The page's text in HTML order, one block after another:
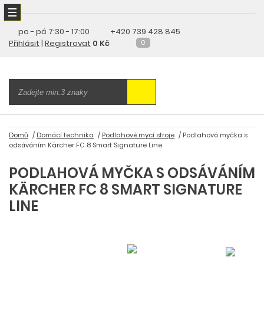
po - pá 7:30 - 17:00
+420 739 428 845
Přihlásit | Registrovat 0 Kč 0
Domů Domácí technika Podlahové mycí stroje
Podlahová myčka s
odsáváním Kärcher FC 8 Smart Signature Line
PODLAHOVÁ MYČKA S ODSÁVÁNÍM
KÄRCHER FC 8 SMART SIGNATURE
LINE